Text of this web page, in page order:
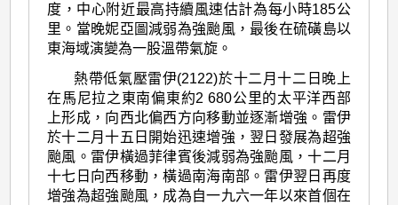
度，中心附近最高持續風速估計為每小時185公
里。當晚妮亞圖減弱為強颱風，最後在硫磺島以
東海域演變為一股溫帶氣旋。
熱帶低氣壓雷伊(2122)於十二月十二日晚上
在馬尼拉之東南偏東約2 680公里的太平洋西部
上形成，向西北偏西方向移動並逐漸增強。雷伊
於十二月十五日開始迅速增強，翌日發展為超強
颱風。雷伊橫過菲律賓後減弱為強颱風，十二月
十七日向西移動，橫過南海南部。雷伊翌日再度
增強為超強颱風，成為自一九六一年以來首個在